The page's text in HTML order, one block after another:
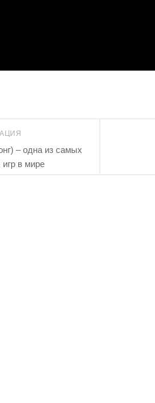
– одна из самых
в мире